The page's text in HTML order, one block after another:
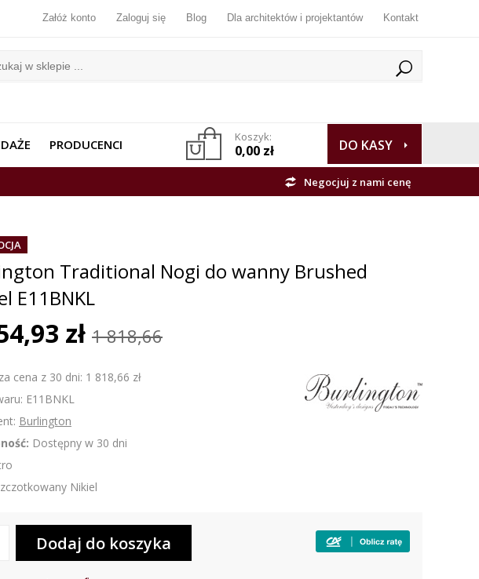
Załóż konto Zaloguj się Blog Dla architektów i projektantów Kontakt
PRODUCENCI Koszyk:
0,00 zł DO KASY
Negocjuj z nami cenę
Traditional Nogi do wanny Brushed
E11BNKL
zł 1 818,66
cena z 30 dni: 1 818,66 zł
E11BNKL
Burlington
Dostępny w 30 dni
Nikiel